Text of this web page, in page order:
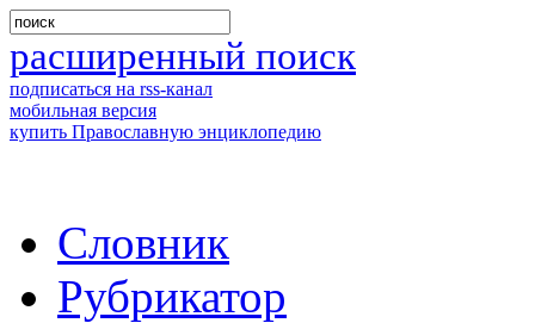
расширенный поиск
подписаться на rss-канал
мобильная версия
купить Православную энциклопедию
Словник
Рубрикатор